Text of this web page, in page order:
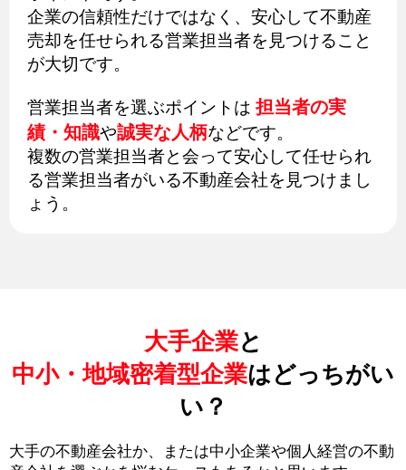
企業の信頼性だけではなく、安心して不動産
売却を任せられる営業担当者を見つけること
が大切です。
営業担当者を選ぶポイントは 担当者の実
績・知識や誠実な人柄などです。
複数の営業担当者と会って安心して任せられ
る営業担当者がいる不動産会社を見つけまし
ょう。
大手企業と
中小・地域密着型企業はどっちがい
い？
大手の不動産会社か、または中小企業や個人経営の不動